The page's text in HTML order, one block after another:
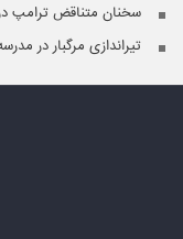
سخنان متناقض ترامپ
تیراندازی مرگبار در